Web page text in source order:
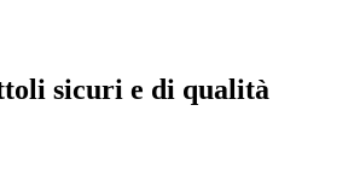
sicuri e di qualità